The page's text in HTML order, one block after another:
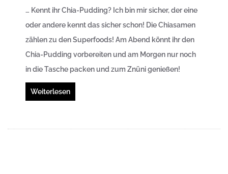
… Kennt ihr Chia-Pudding? Ich bin mir sicher, der eine
oder andere kennt das sicher schon! Die Chiasamen
zählen zu den Superfoods! Am Abend könnt ihr den
Chia-Pudding vorbereiten und am Morgen nur noch
in die Tasche packen und zum Znüni genießen!
Weiterlesen